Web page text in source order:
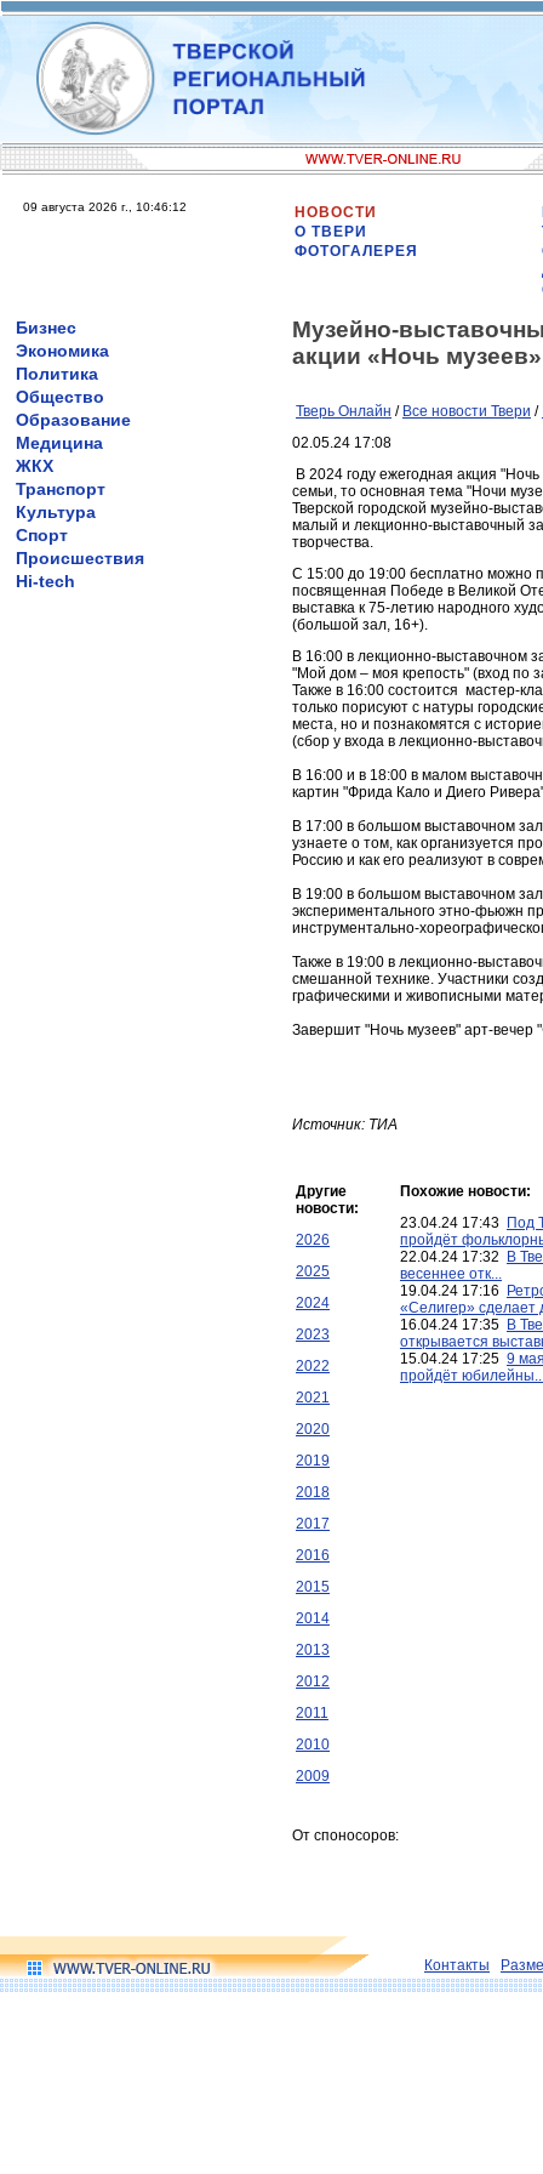
09 августа 2026 г., 10:46:12
НОВОСТИ
О ТВЕРИ
ФОТОГАЛЕРЕЯ
Бизнес
Экономика
Политика
Общество
Образование
Медицина
ЖКХ
Транспорт
Культура
Спорт
Происшествия
Hi-tech
Музейно-
акции «Ночь музеев»
Тверь Онлайн / Все новости Твери /
02.05.24 17:08
В 2024 году ежегодная акция
семьи, то основная тема "Ночи
Тверской городской музейно-
малый и лекционно-выставочный
творчества.
С 15:00 до 19:00 бесплатно можно
посвященная Победе в Великой
выставка к 75-летию народного
(большой зал, 16+).
В 16:00 в лекционно-выставочном
"Мой дом – моя крепость" (вход по
Также в 16:00 состоится мастер-
только порисуют с натуры
места, но и познакомятся с
(сбор у входа в лекционно-
В 16:00 и в 18:00 в малом
картин "Фрида Кало и Диего
В 17:00 в большом выставочном
узнаете о том, как организуется
Россию и как его реализуют в
В 19:00 в большом выставочном
экспериментального этно-фьюжн
инструментально-
Также в 19:00 в лекционно-
смешанной технике. Участники
графическими и живописными
Завершит "Ночь музеев" арт-
Источник: ТИА
Другие
новости:
2026
2025
2024
2023
2022
2021
2020
2019
2018
2017
2016
2015
2014
2013
2012
2011
2010
2009
Похожие новости:
23.04.24 17:43 Под
пройдёт
22.04.24 17:32
В
весеннее отк...
19.04.24 17:16
«Селигер» сделает
16.04.24 17:35 В
открывается
15.04.24 17:25 9
пройдёт
От споносоров:
Контакты